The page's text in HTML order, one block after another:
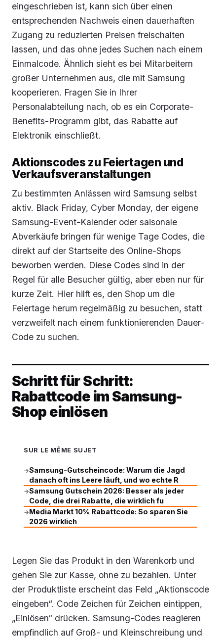
eingeschrieben ist, kann sich über einen
entsprechenden Nachweis einen dauerhaften
Zugang zu reduzierten Preisen freischalten
lassen, und das ohne jedes Suchen nach einem
Einmalcode. Ähnlich sieht es bei Mitarbeitern
großer Unternehmen aus, die mit Samsung
kooperieren. Fragen Sie in Ihrer
Personalabteilung nach, ob es ein Corporate-
Benefits-Programm gibt, das Rabatte auf
Elektronik einschließt.
Aktionscodes zu Feiertagen und
Verkaufsveranstaltungen
Zu bestimmten Anlässen wird Samsung selbst
aktiv. Black Friday, Cyber Monday, der eigene
Samsung-Event-Kalender oder saisonale
Abverkäufe bringen für wenige Tage Codes, die
direkt auf der Startseite des Online-Shops
beworben werden. Diese Codes sind in der
Regel für alle Besucher gültig, aber eben nur für
kurze Zeit. Hier hilft es, den Shop um die
Feiertage herum regelmäßig zu besuchen, statt
verzweifelt nach einem funktionierenden Dauer-
Code zu suchen.
Schritt für Schritt:
Rabattcode im Samsung-
Shop einlösen
SUR LE MÊME SUJET
→Samsung-Gutscheincode: Warum die Jagd
danach oft ins Leere läuft, und wo echte R
→Samsung Gutschein 2026: Besser als jeder
Code, die drei Rabatte, die wirklich fu
→Media Markt 10% Rabattcode: So sparen Sie
2026 wirklich
Legen Sie das Produkt in den Warenkorb und
gehen Sie zur Kasse, ohne zu bezahlen. Unter
der Produktliste erscheint das Feld „Aktionscode
eingeben“. Code Zeichen für Zeichen eintippen,
„Einlösen“ drücken. Samsung-Codes reagieren
empfindlich auf Groß- und Kleinschreibung und